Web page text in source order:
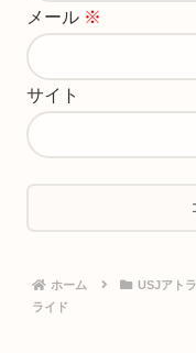
メール ※
サイト
ホーム USJアト
ライド